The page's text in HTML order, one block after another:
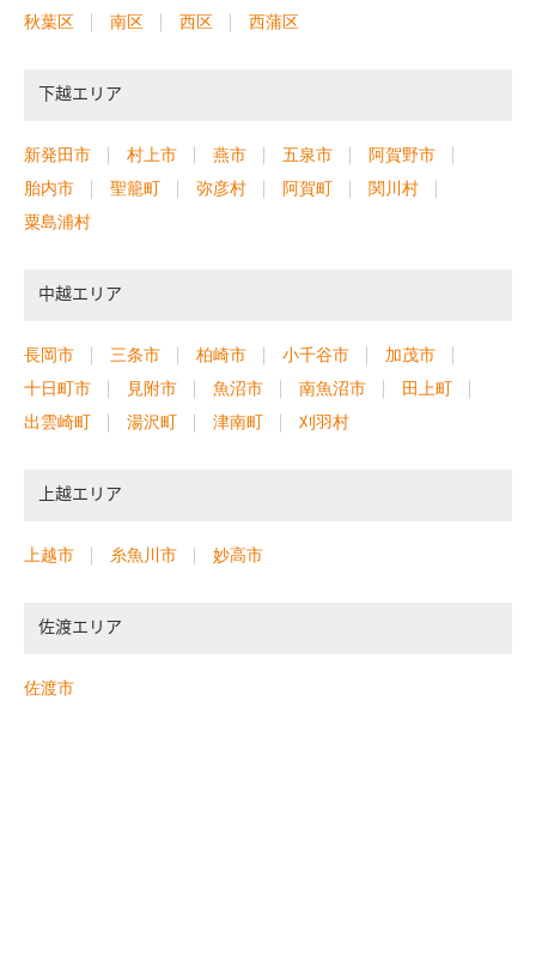
秋葉区 南区 西区 西蒲区
下越エリア
新発田市 村上市 燕市 五泉市
阿賀野市
胎内市
聖籠町 弥彦村 阿賀町
関川村
粟島浦村
中越エリア
長岡市 三条市 柏崎市 小千谷市
加茂市
十日町市
見附市 魚沼市 南魚沼市
田上町
出雲崎町
湯沢町 津南町 刈羽村
上越エリア
上越市 糸魚川市 妙高市
佐渡エリア
佐渡市